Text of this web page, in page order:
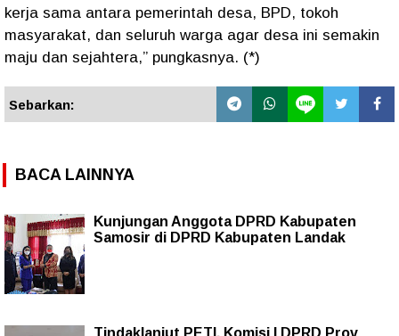
kerja sama antara pemerintah desa, BPD, tokoh
masyarakat, dan seluruh warga agar desa ini semakin
maju dan sejahtera,” pungkasnya. (*)
Sebarkan:
BACA LAINNYA
Kunjungan Anggota DPRD Kabupaten
Samosir di DPRD Kabupaten Landak
Tindaklanjut PETI, Komisi I DPRD Prov